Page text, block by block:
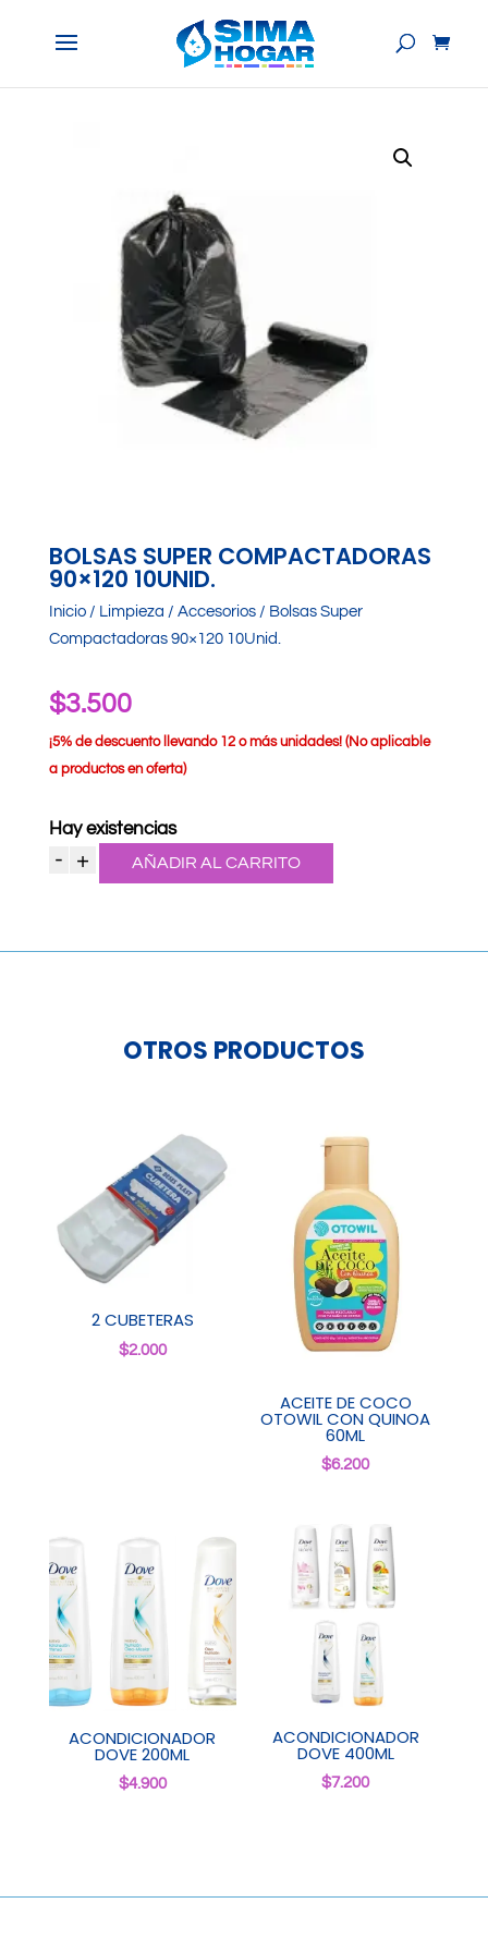
BOLSAS SUPER COMPACTADORAS
90×120 10UNID.
Inicio/ Limpieza / Accesorios/ Bolsas Super
Compactadoras 90×120 10Unid.
$3.500
¡5% de descuento llevando 12 o más unidades! (No aplicable
a productos en oferta)
Hay existencias
-
Bolsas
90x120
+ AÑADIR AL CARRITO
OTROS PRODUCTOS
2 CUBETERAS
$2.000
ACEITE DE COCO
OTOWIL CON QUINOA
60ML
$6.200
ACONDICIONADOR
DOVE 200ML
$4.900
ACONDICIONADOR
DOVE 400ML
$7.200